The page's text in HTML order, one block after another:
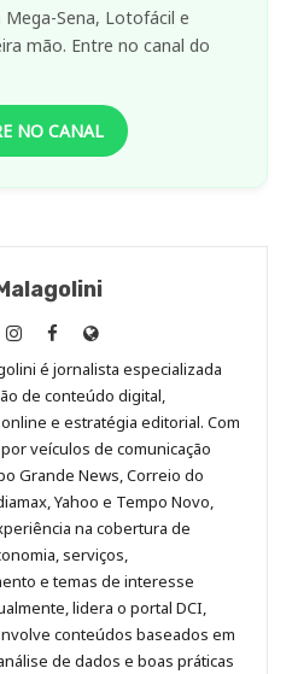
Sena, Lotofácil e
mão. Entre no canal do
NO CANAL
Anny
Malagolini
no
Instagram
Anny
Malagolini
no
Facebook
Site
de
Anny
Malagolini
é jornalista especializada
de conteúdo digital,
e estratégia editorial. Com
veículos de comunicação
Grande News, Correio do
Yahoo e Tempo Novo,
na cobertura de
serviços,
e temas de interesse
lidera o portal DCI,
conteúdos baseados em
de dados e boas práticas